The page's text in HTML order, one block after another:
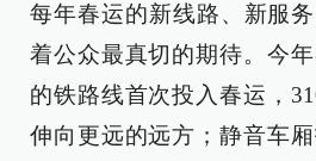
每年春运的新线路、新服
着公众最真切的期待。今
的铁路线首次投入春运，
伸向更远的远方；静音车